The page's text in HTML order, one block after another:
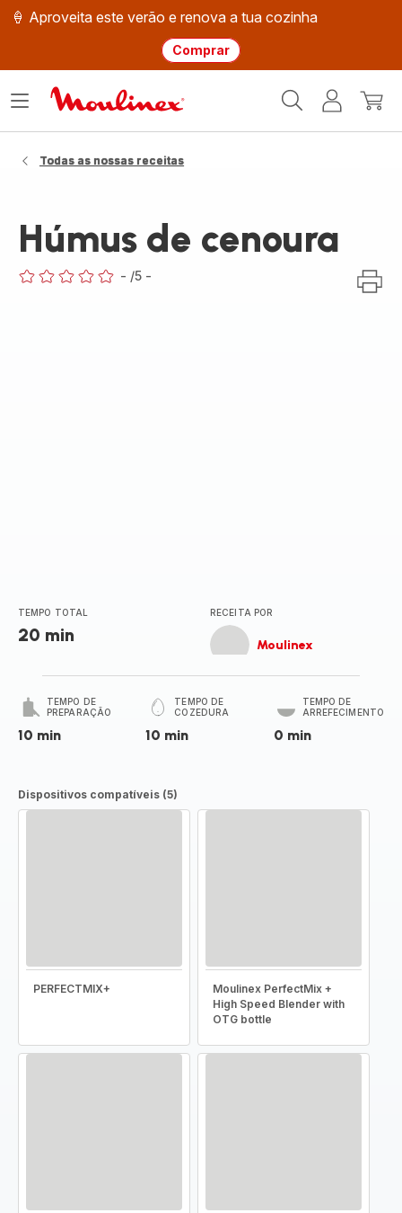
🍦 Aproveita este verão e renova a tua cozinha
Comprar
Moulinex
O
Abrir
Todas as nossas receitas
Húmus de cenoura
- /5 -
TEMPO TOTAL
20 min
RECEITA POR
Moulinex
TEMPO DE
PREPARAÇÃO
10 min
TEMPO DE
COZEDURA
10 min
TEMPO DE
ARREFECIMENTO
0 min
Dispositivos compatíveis (5)
PERFECTMIX+
Moulinex PerfectMix +
High Speed Blender with
OTG bottle